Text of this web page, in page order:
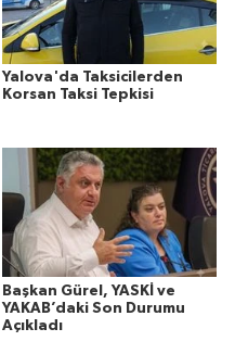
Yalova'da Taksicilerden
Korsan Taksi Tepkisi
Başkan Gürel, YASKİ ve
YAKAB’daki Son Durumu
Açıkladı